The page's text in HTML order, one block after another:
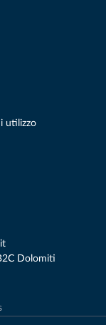
utilizzo
Dolomiti